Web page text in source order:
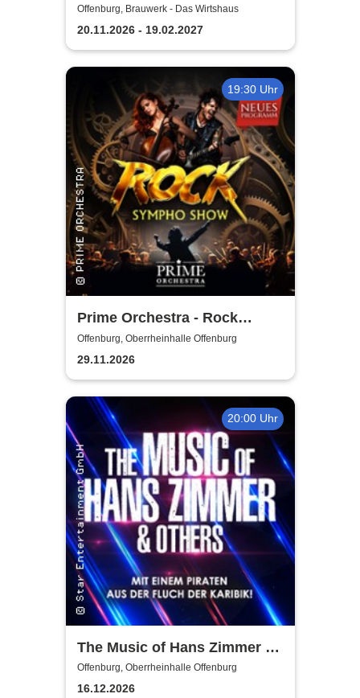
Testament à la Carte
Offenburg, Brauwerk - Das Wirtshaus
20.11.2026 - 19.02.2027
19:30 Uhr
Prime Orchestra - Rock
Sympho Show
Offenburg, Oberrheinhalle Offenburg
29.11.2026
20:00 Uhr
The Music of Hans Zimmer &
Others - A Celebration of Film
Music
Offenburg, Oberrheinhalle Offenburg
16.12.2026